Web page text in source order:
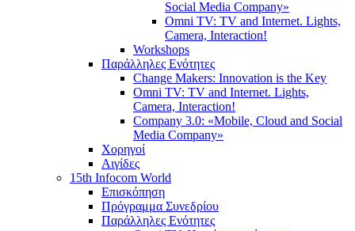
Social Media Company»
Omni TV: TV and Internet. Lights,
Camera, Interaction!
Workshops
Παράλληλες Ενότητες
Change Makers: Innovation is the Key
Omni TV: TV and Internet. Lights,
Camera, Interaction!
Company 3.0: «Mobile, Cloud and Social
Media Company»
Χορηγοί
Αιγίδες
15th Infocom World
Επισκόπηση
Πρόγραμμα Συνεδρίου
Παράλληλες Ενότητες